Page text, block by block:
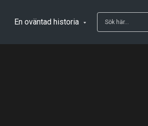
En oväntad historia